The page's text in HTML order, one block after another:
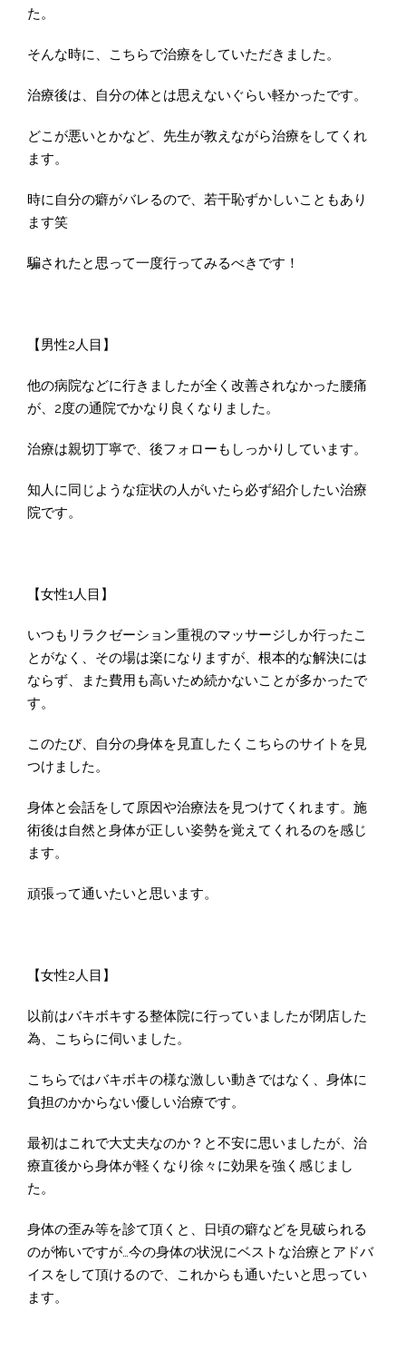
た。
そんな時に、こちらで治療をしていただきました。
治療後は、自分の体とは思えないぐらい軽かったです。
どこが悪いとかなど、先生が教えながら治療をしてくれ
ます。
時に自分の癖がバレるので、若干恥ずかしいこともあり
ます笑
騙されたと思って一度行ってみるべきです！
【男性2人目】
他の病院などに行きましたが全く改善されなかった腰痛
が、2度の通院でかなり良くなりました。
治療は親切丁寧で、後フォローもしっかりしています。
知人に同じような症状の人がいたら必ず紹介したい治療
院です。
【女性1人目】
いつもリラクゼーション重視のマッサージしか行ったこ
とがなく、その場は楽になりますが、根本的な解決には
ならず、また費用も高いため続かないことが多かったで
す。
このたび、自分の身体を見直したくこちらのサイトを見
つけました。
身体と会話をして原因や治療法を見つけてくれます。施
術後は自然と身体が正しい姿勢を覚えてくれるのを感じ
ます。
頑張って通いたいと思います。
【女性2人目】
以前はバキボキする整体院に行っていましたが閉店した
為、こちらに伺いました。
こちらではバキボキの様な激しい動きではなく、身体に
負担のかからない優しい治療です。
最初はこれで大丈夫なのか？と不安に思いましたが、治
療直後から身体が軽くなり徐々に効果を強く感じまし
た。
身体の歪み等を診て頂くと、日頃の癖などを見破られる
のが怖いですが…今の身体の状況にベストな治療とアドバ
イスをして頂けるので、これからも通いたいと思ってい
ます。